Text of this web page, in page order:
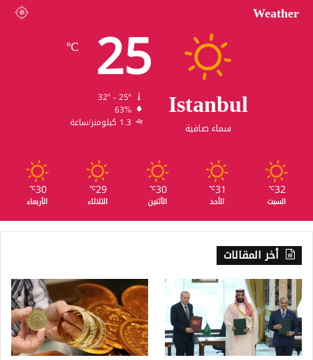
Weather
Istanbul
سماء صافية
25
℃
32º - 25º
63%
1.3 كيلومتر/ساعة
32
℃
السبت
31
℃
الأحد
30
℃
الأثنين
29
℃
الثلاثاء
30
℃
الأربعاء
أخر المقالات